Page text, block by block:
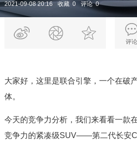
2021-09-08 20:16 收藏 0 评论 0
评论
大家好，这里是联合引擎，一个在破
体。
今天的竞争力分析，我们来看看一款
竞争力的紧凑级SUV——第二代长安